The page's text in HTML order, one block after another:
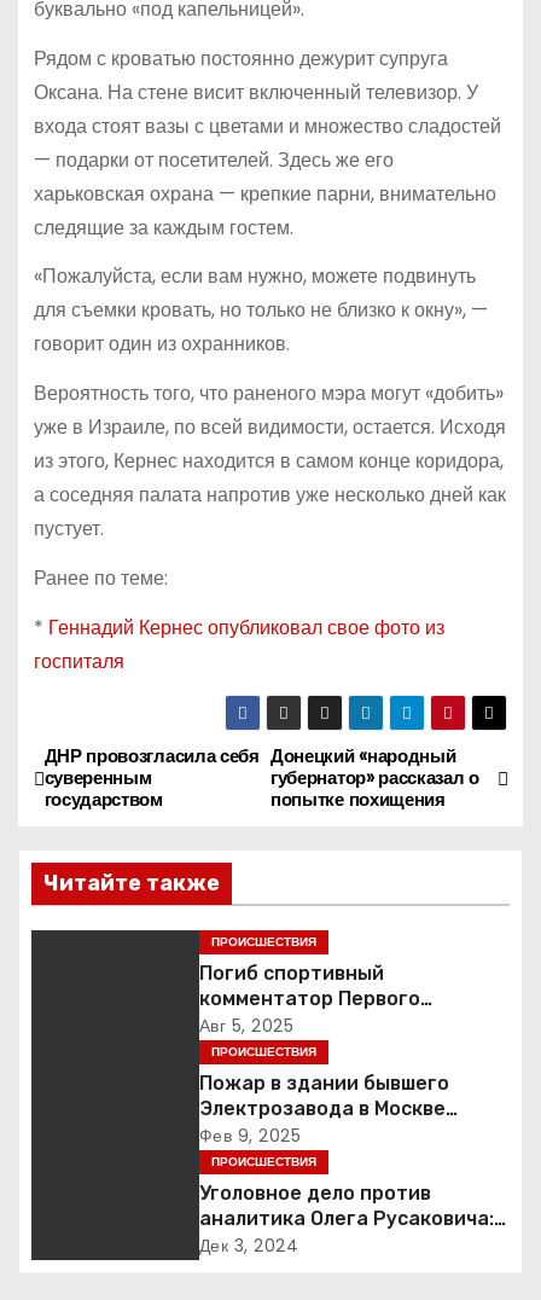
буквально «под капельницей».
Рядом с кроватью постоянно дежурит супруга
Оксана. На стене висит включенный телевизор. У
входа стоят вазы с цветами и множество сладостей
— подарки от посетителей. Здесь же его
харьковская охрана — крепкие парни, внимательно
следящие за каждым гостем.
«Пожалуйста, если вам нужно, можете подвинуть
для съемки кровать, но только не близко к окну», —
говорит один из охранников.
Вероятность того, что раненого мэра могут «добить»
уже в Израиле, по всей видимости, остается. Исходя
из этого, Кернес находится в самом конце коридора,
а соседняя палата напротив уже несколько дней как
пустует.
Ранее по теме:
* Геннадий Кернес опубликовал свое фото из
госпиталя
Н
а
в
и
Донецкий «народный
губернатор» рассказал о
попытке похищения
ДНР провозгласила себя
суверенным
государством
Читайте также
ПРОИСШЕСТВИЯ
Погиб спортивный
комментатор Первого
Александр Гришин
Авг 5, 2025
ПРОИСШЕСТВИЯ
Пожар в здании бывшего
Электрозавода в Москве
успешно ликвидирован
Фев 9, 2025
ПРОИСШЕСТВИЯ
Уголовное дело против
аналитика Олега Русаковича:
обвинения, вымогательство и
Дек 3, 2024